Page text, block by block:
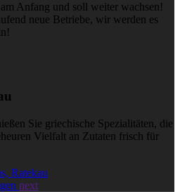
Anfang und soll weiter wachsen!
neue Betriebe, wir werden es
Sie griechische Spezialitäten, die
Vielfalt an Zutaten frisch für
Ratekau
next